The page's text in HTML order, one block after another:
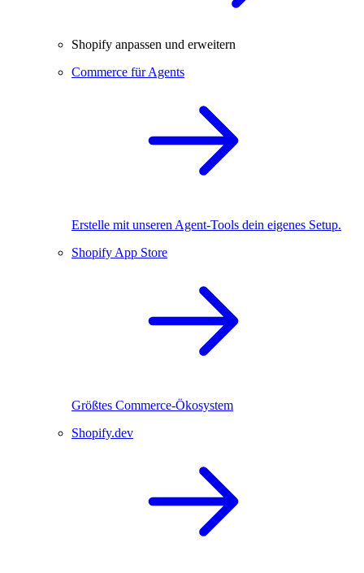
Shopify anpassen und erweitern
Commerce für Agents
Erstelle mit unseren Agent-Tools dein eigenes Setup.
Shopify App Store
Größtes Commerce-Ökosystem
Shopify.dev